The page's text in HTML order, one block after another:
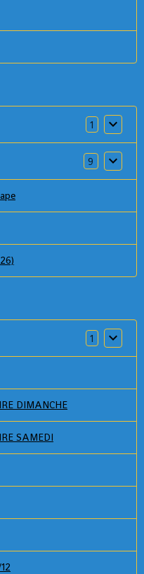
1
9
1
DIMANCHE
SAMEDI